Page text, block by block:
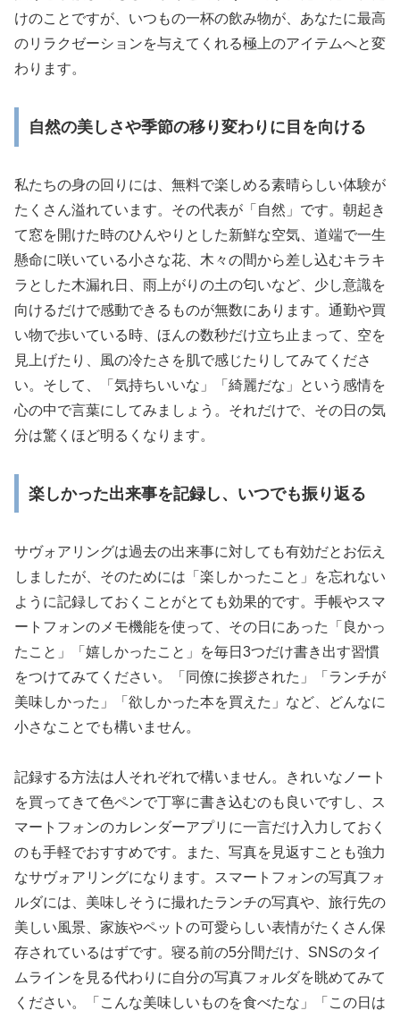
けのことですが、いつもの一杯の飲み物が、あなたに最高
のリラクゼーションを与えてくれる極上のアイテムへと変
わります。
自然の美しさや季節の移り変わりに目を向ける
私たちの身の回りには、無料で楽しめる素晴らしい体験が
たくさん溢れています。その代表が「自然」です。朝起き
て窓を開けた時のひんやりとした新鮮な空気、道端で一生
懸命に咲いている小さな花、木々の間から差し込むキラキ
ラとした木漏れ日、雨上がりの土の匂いなど、少し意識を
向けるだけで感動できるものが無数にあります。通勤や買
い物で歩いている時、ほんの数秒だけ立ち止まって、空を
見上げたり、風の冷たさを肌で感じたりしてみてくださ
い。そして、「気持ちいいな」「綺麗だな」という感情を
心の中で言葉にしてみましょう。それだけで、その日の気
分は驚くほど明るくなります。
楽しかった出来事を記録し、いつでも振り返る
サヴォアリングは過去の出来事に対しても有効だとお伝え
しましたが、そのためには「楽しかったこと」を忘れない
ように記録しておくことがとても効果的です。手帳やスマ
ートフォンのメモ機能を使って、その日にあった「良かっ
たこと」「嬉しかったこと」を毎日3つだけ書き出す習慣
をつけてみてください。「同僚に挨拶された」「ランチが
美味しかった」「欲しかった本を買えた」など、どんなに
小さなことでも構いません。
記録する方法は人それぞれで構いません。きれいなノート
を買ってきて色ペンで丁寧に書き込むのも良いですし、ス
マートフォンのカレンダーアプリに一言だけ入力しておく
のも手軽でおすすめです。また、写真を見返すことも強力
なサヴォアリングになります。スマートフォンの写真フォ
ルダには、美味しそうに撮れたランチの写真や、旅行先の
美しい風景、家族やペットの可愛らしい表情がたくさん保
存されているはずです。寝る前の5分間だけ、SNSのタイ
ムラインを見る代わりに自分の写真フォルダを眺めてみて
ください。「こんな美味しいものを食べたな」「この日は